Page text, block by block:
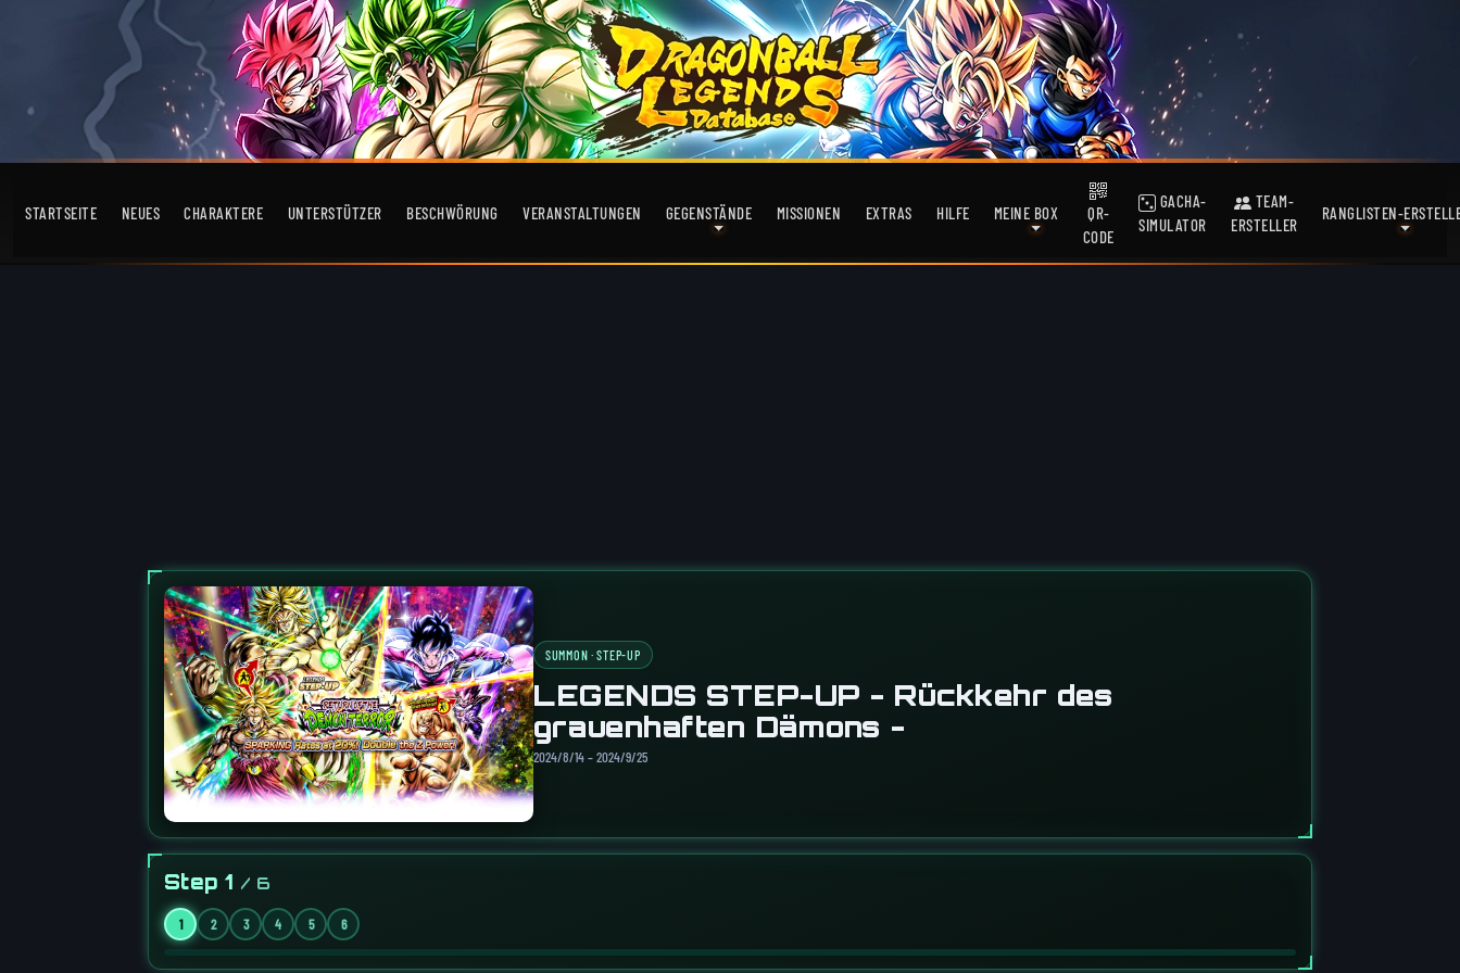
STARTSEITE NEUES CHARAKTERE UNTERSTÜTZER BESCHWÖRUNG VERANSTALTUNGEN GEGENSTÄNDE MISSIONEN EXTRAS HILFE MEINE BOX
QR-
CODE
GACHA-
SIMULATOR
TEAM-
ERSTELLER
RANGLISTEN-
SUMMON · STEP-UP
LEGENDS STEP-UP - Rückkehr des
grauenhaften Dämons -
2024/8/14 – 2024/9/25
Step 1 / 6
1 2 3 4 5 6